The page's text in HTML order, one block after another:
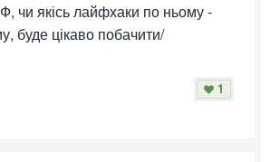
чи якісь лайфхаки по ньому -
буде цікаво побачити/
1